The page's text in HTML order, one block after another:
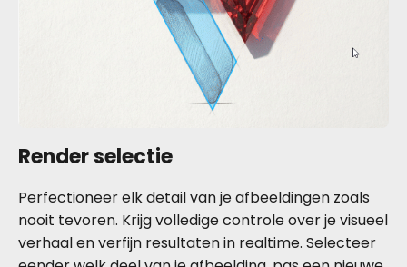
Render selectie
Perfectioneer elk detail van je afbeeldingen zoals
nooit tevoren. Krijg volledige controle over je visueel
verhaal en verfijn resultaten in realtime. Selecteer